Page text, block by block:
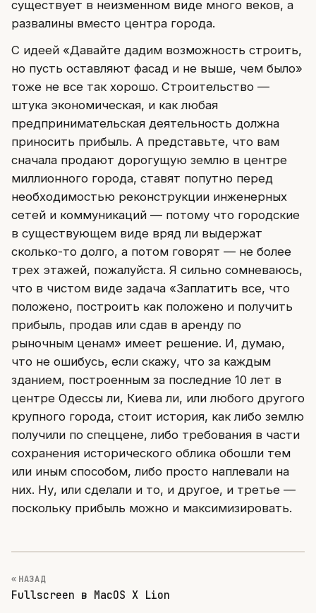
существует в неизменном виде много веков, а
развалины вместо центра города.
С идеей «Давайте дадим возможность строить,
но пусть оставляют фасад и не выше, чем было»
тоже не все так хорошо. Строительство —
штука экономическая, и как любая
предпринимательская деятельность должна
приносить прибыль. А представьте, что вам
сначала продают дорогущую землю в центре
миллионного города, ставят попутно перед
необходимостью реконструкции инженерных
сетей и коммуникаций — потому что городские
в существующем виде вряд ли выдержат
сколько-то долго, а потом говорят — не более
трех этажей, пожалуйста. Я сильно сомневаюсь,
что в чистом виде задача «Заплатить все, что
положено, построить как положено и получить
прибыль, продав или сдав в аренду по
рыночным ценам» имеет решение. И, думаю,
что не ошибусь, если скажу, что за каждым
зданием, построенным за последние 10 лет в
центре Одессы ли, Киева ли, или любого другого
крупного города, стоит история, как либо землю
получили по спеццене, либо требования в части
сохранения исторического облика обошли тем
или иным способом, либо просто наплевали на
них. Ну, или сделали и то, и другое, и третье —
поскольку прибыль можно и максимизировать.
« НАЗАД
Fullscreen в MacOS X Lion